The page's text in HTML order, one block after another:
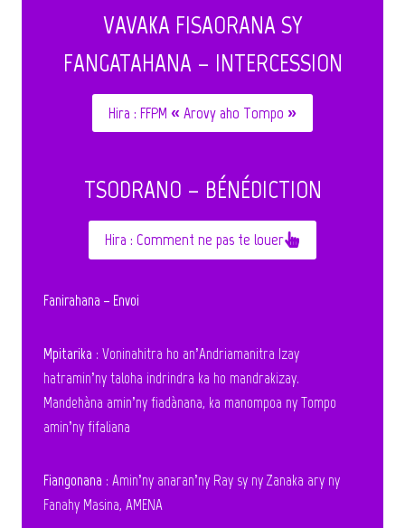
VAVAKA FISAORANA SY
FANGATAHANA – INTERCESSION
Hira : FFPM « Arovy aho Tompo »
TSODRANO – BÉNÉDICTION
Hira : Comment ne pas te louer
Fanirahana – Envoi
Mpitarika : Voninahitra ho an’Andriamanitra Izay
hatramin’ny taloha indrindra ka ho mandrakizay.
Mandehàna amin’ny fiadànana, ka manompoa ny Tompo
amin’ny fifaliana
Fiangonana : Amin’ny anaran’ny Ray sy ny Zanaka ary ny
Fanahy Masina, AMENA